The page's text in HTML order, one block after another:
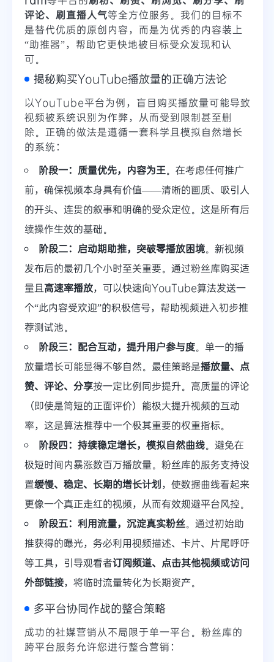
评论、刷直播人气等全方位服务。我们的目标不
是替代优质的原创内容，而是为优秀的内容装上
“助推器”，帮助它更快地被目标受众发现和认
可。
揭秘购买YouTube播放量的正确方法论
以YouTube平台为例，盲目购买播放量可能导致
视频被系统识别为作弊，从而受到限制甚至删
除。正确的做法是遵循一套科学且模拟自然增长
的系统：
阶段一：质量优先，内容为王。在考虑任何推广
前，确保视频本身具有价值——清晰的画质、吸引人
的开头、连贯的叙事和明确的受众定位。这是所有后
续操作生效的基础。
阶段二：启动期助推，突破零播放困境。新视频
发布后的最初几个小时至关重要。通过粉丝库购买适
量且高速率播放，可以快速向YouTube算法发送一
个“此内容受欢迎”的积极信号，帮助视频进入初步推
荐测试池。
阶段三：配合互动，提升用户参与度。单一的播
放量增长可能显得不够自然。最佳策略是播放量、点
赞、评论、分享按一定比例同步提升。高质量的评论
（即使是简短的正面评价）能极大提升视频的互动
率，这是算法推荐中一个极其重要的权重指标。
阶段四：持续稳定增长，模拟自然曲线。避免在
极短时间内暴涨数百万播放量。粉丝库的服务支持设
置缓慢、稳定、长期的增长计划，使数据曲线看起来
更像一个真正走红的视频，从而有效规避平台风控。
阶段五：利用流量，沉淀真实粉丝。通过初始助
推获得的曝光，务必利用视频描述、卡片、片尾呼吁
等工具，引导观看者订阅频道、点击其他视频或访问
外部链接，将临时流量转化为长期资产。
多平台协同作战的整合策略
成功的社媒营销从不局限于单一平台。粉丝库的
跨平台服务允许您进行整合营销：